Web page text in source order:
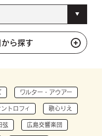
ら探す
ワルター・アウアー
トロフィ 歌心りえ
弦 広島交響楽団